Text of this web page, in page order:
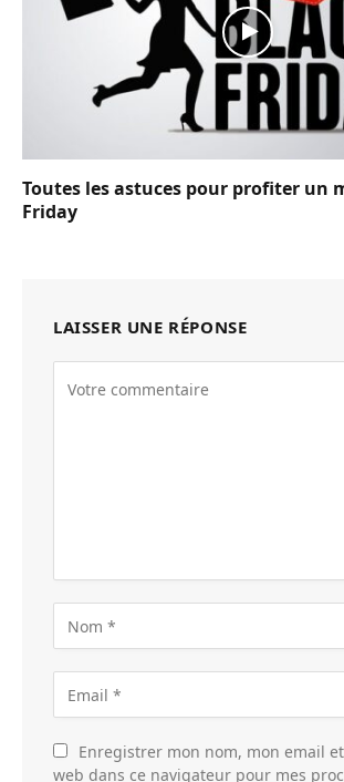
Toutes les astuces pour profiter un
Friday
LAISSER UNE RÉPONSE
Enregistrer mon nom, mon email
web dans ce navigateur pour mes